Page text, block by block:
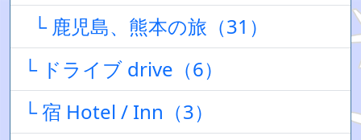
└ 鹿児島、熊本の旅（31）
└ ドライブ drive（6）
└ 宿 Hotel / Inn（3）